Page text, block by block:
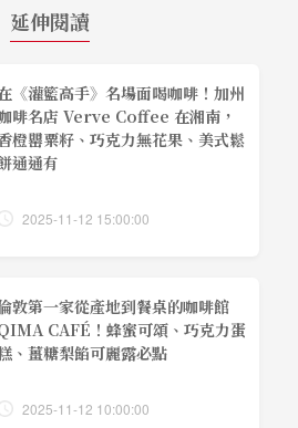
延伸閱讀
《灌籃高手》名場面喝咖啡！加州
啡名店 Verve Coffee 在湘南，
橙罌粟籽、巧克力無花果、美式鬆
通通有
2025-11-12 15:00:00
敦第一家從產地到餐桌的咖啡館
CAFÉ！蜂蜜可頌、巧克力蛋
、薑糖梨餡可麗露必點
2025-11-12 10:00:00